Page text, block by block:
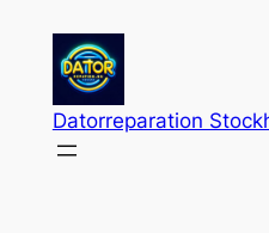
innehåll
Datorreparation